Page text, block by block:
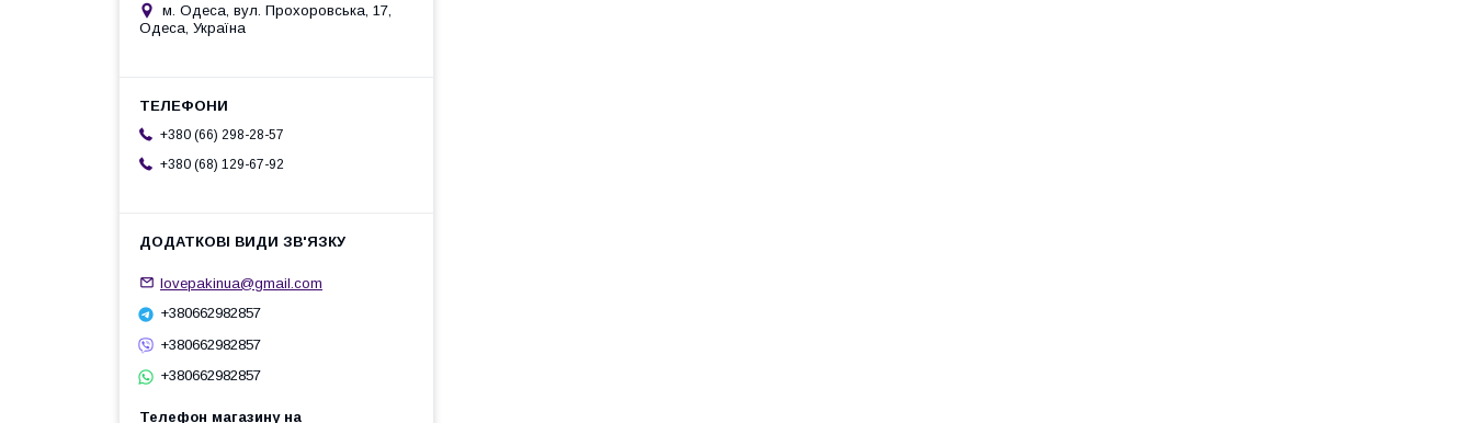
м. Одеса, вул. Прохоровська, 17,
Одеса, Україна
+380 (66) 298-28-57
+380 (68) 129-67-92
lovepakinua@gmail.com
+380662982857
+380662982857
+380662982857
Телефон магазину на